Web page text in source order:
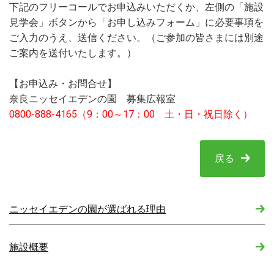
下記のフリーコールでお申込みいただくか、左側の「施設
見学会」ボタンから「お申し込みフォーム」に必要事項を
ご入力のうえ、送信ください。（ご参加の皆さまには別途
ご案内を送付いたします。）
【お申込み・お問合せ】
奈良ニッセイエデンの園 募集広報室
0800-888-4165（9：00～17：00 土・日・祝日除く）
戻る
ニッセイエデンの園が選ばれる理由
施設概要